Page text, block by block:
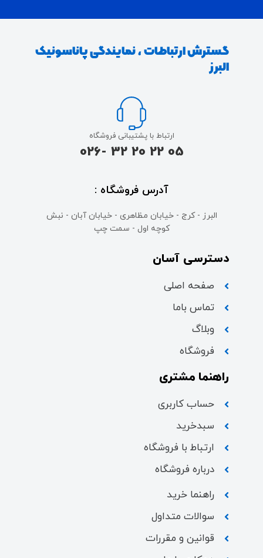
گسترش ارتباطات ، نمایندگی پاناسونیک
البرز
ارتباط با پشتیبانی فروشگاه
05 22 20 32 -026
آدرس فروشگاه :
البرز - کرج - خیابان مظاهری - خیابان آبان - نبش
کوچه اول - سمت چپ
دسترسی آسان
صفحه اصلی
تماس باما
وبلاگ
فروشگاه
راهنما مشتری
حساب کاربری
سبدخرید
ارتباط با فروشگاه
درباره فروشگاه
راهنما خرید
سوالات متداول
قوانین و مقررات